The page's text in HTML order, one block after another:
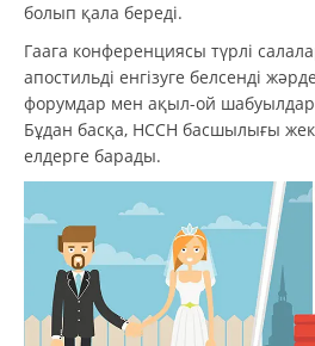
болып қала береді.
Гаага конференциясы түрлі
апостильді енгізуге белсенді
форумдар мен ақыл-ой
Бұдан басқа, HCCH басшылығы
елдерге барады.